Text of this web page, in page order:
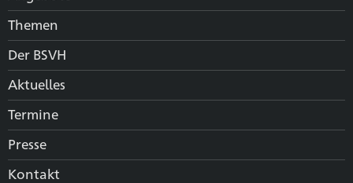
Themen
Der BSVH
Aktuelles
Termine
Presse
Kontakt